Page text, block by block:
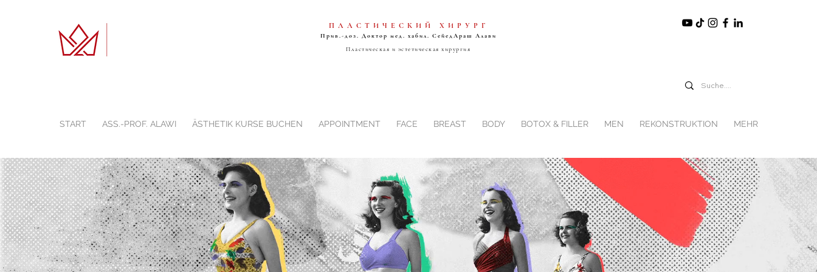
ПЛАСТИЧЕСКИЙ ХИРУРГ
Прив.-доз. Доктор мед. хабил. СейедАраш Алави
Пластическая и эстетическая хирургия
START ASS.-PROF. ALAWI ÄSTHETIK KURSE BUCHEN APPOINTMENT FACE BREAST BODY BOTOX & FILLER MEN REKONSTRUKTION MEHR